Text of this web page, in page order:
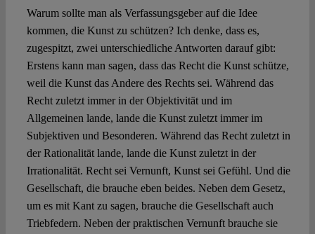
Warum sollte man als Verfassungsgeber auf die Idee
kommen, die Kunst zu schützen? Ich denke, dass es,
zugespitzt, zwei unterschiedliche Antworten darauf gibt:
Erstens kann man sagen, dass das Recht die Kunst schütze,
weil die Kunst das Andere des Rechts sei. Während das
Recht zuletzt immer in der Objektivität und im
Allgemeinen lande, lande die Kunst zuletzt immer im
Subjektiven und Besonderen. Während das Recht zuletzt in
der Rationalität lande, lande die Kunst zuletzt in der
Irrationalität. Recht sei Vernunft, Kunst sei Gefühl. Und die
Gesellschaft, die brauche eben beides. Neben dem Gesetz,
um es mit Kant zu sagen, brauche die Gesellschaft auch
Triebfedern. Neben der praktischen Vernunft brauche sie